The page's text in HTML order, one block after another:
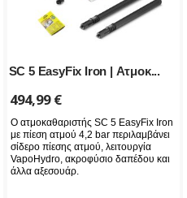
SC 5 EasyFix Iron | Ατμοκ...
494,99€
Ο ατμοκαθαριστής SC 5 EasyFix Iron
με πίεση ατμού 4,2 bar περιλαμβάνει
σίδερο πίεσης ατμού, λειτουργία
VapoHydro, ακροφύσιο δαπέδου και
άλλα αξεσουάρ.